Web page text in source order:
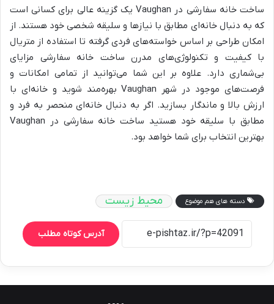
ساخت خانه سفارشی در Vaughan یک گزینه عالی برای کسانی است
که به دنبال خانه‌ای مطابق با نیازها و سلیقه شخصی خود هستند. از
امکان طراحی بر اساس خواسته‌های فردی گرفته تا استفاده از متریال
با کیفیت و تکنولوژی‌های مدرن ساخت خانه سفارشی مزایای
بی‌شماری دارد. علاوه بر این شما می‌توانید از تمامی امکانات و
فرصت‌های موجود در شهر Vaughan بهره‌مند شوید و خانه‌ای با
ارزش بالا و ماندگار بسازید. اگر به دنبال خانه‌ای منحصر به فرد و
مطابق با سلیقه خود هستید ساخت خانه سفارشی در Vaughan
بهترین انتخاب برای شما خواهد بود.
دسته های هم موضوع محیط زیست
آدرس کوتاه مطلب